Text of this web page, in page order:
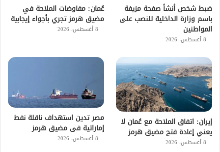
ضبط شخص أنشأ صفحة مزيفة
باسم وزارة الداخلية للنصب على
المواطنين
8 أغسطس، 2026
عُمان: مفاوضات الملاحة في
مضيق هرمز تجري بأجواء إيجابية
8 أغسطس، 2026
إيران: اتفاق الملاحة مع عُمان لا
يعني إعادة فتح مضيق هرمز
8 أغسطس، 2026
مصر تدين استهداف ناقلة نفط
إماراتية فى مضيق هرمز
8 أغسطس، 2026